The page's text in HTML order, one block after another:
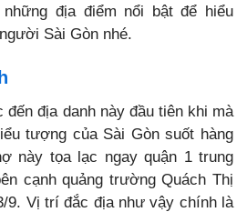
địa điểm nổi bật để hiểu
Sài Gòn nhé.
đến địa danh này đầu tiên khi mà
tượng của Sài Gòn suốt hàng
này tọa lạc ngay quận 1 trung
cạnh quảng trường Quách Thị
9. Vị trí đắc địa như vậy chính là